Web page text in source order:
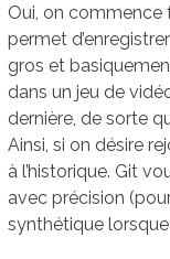
Oui, on commence
permet
gros et
dans un jeu de
dernière, de sorte
Ainsi, si on désire
à l’historique. Git
avec précision
synthétique